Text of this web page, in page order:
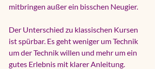
mitbringen außer ein bisschen Neugier.
Der Unterschied zu klassischen Kursen
ist spürbar. Es geht weniger um Technik
um der Technik willen und mehr um ein
gutes Erlebnis mit klarer Anleitung.